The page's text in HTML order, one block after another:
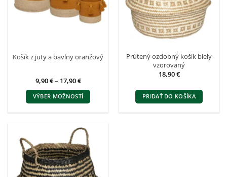
Košík z juty a bavlny oranžový
9,90€– 17,90€Price
9,90 €
through
VÝBER MOŽNOSTÍ
viacero
variantov.
Možnosti
si
Prútený ozdobný košík biely
vzorovaný
18,90€
PRIDAŤ DO KOŠÍKA